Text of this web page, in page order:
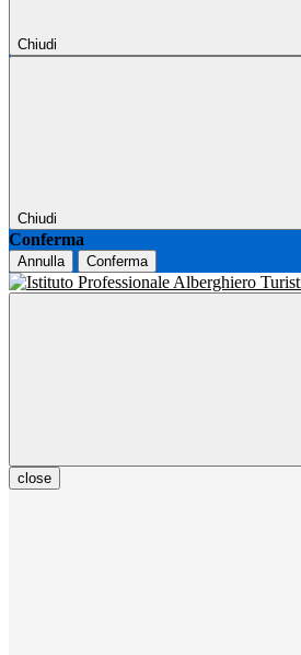
Chiudi
Chiudi
Conferma
Annulla Conferma
close